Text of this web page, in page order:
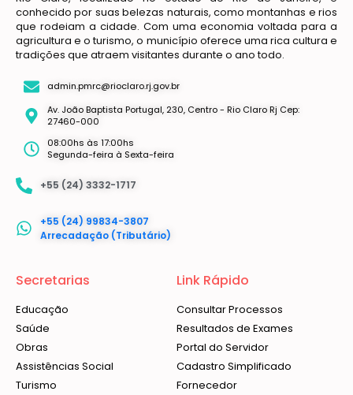
conhecido por suas belezas naturais, como montanhas e rios
que rodeiam a cidade. Com uma economia voltada para a
agricultura e o turismo, o município oferece uma rica cultura e
tradições que atraem visitantes durante o ano todo.
admin.pmrc@rioclaro.rj.gov.br
Av. João Baptista Portugal, 230, Centro - Rio Claro Rj Cep:
27460-000
08:00hs às 17:00hs
Segunda-feira à Sexta-feira
+55 (24) 3332-1717
+55 (24) 99834-3807
Arrecadação (Tributário)
Secretarias
Educação
Saúde
Obras
Assistências Social
Turismo
Link Rápido
Consultar Processos
Resultados de Exames
Portal do Servidor
Cadastro Simplificado
Fornecedor